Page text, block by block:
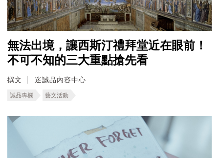
無法出境，讓西斯汀禮拜堂近在眼前！
不可不知的三大重點搶先看
撰文 迷誠品內容中心
誠品專欄 藝文活動